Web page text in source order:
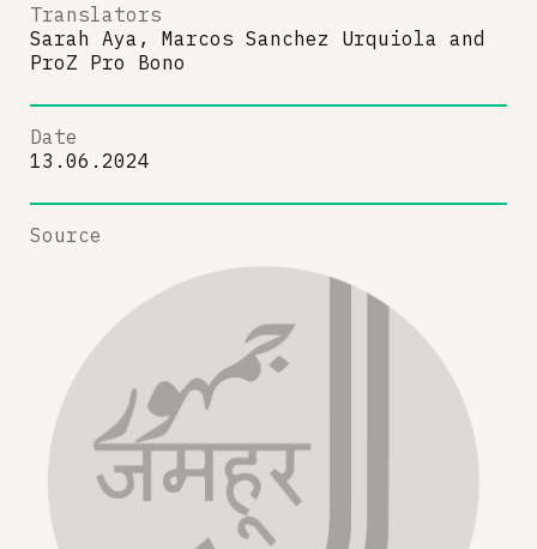
Translators
Sarah Aya, Marcos Sanchez Urquiola and
ProZ Pro Bono
Date
13.06.2024
Source